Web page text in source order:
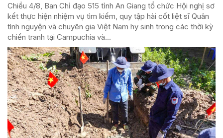
Chiều 4/8, Ban Chỉ đạo 515 tỉnh An Giang tổ chức Hội nghị sơ
kết thực hiện nhiệm vụ tìm kiếm, quy tập hài cốt liệt sĩ Quân
tình nguyện và chuyên gia Việt Nam hy sinh trong các thời kỳ
chiến tranh tại Campuchia và...